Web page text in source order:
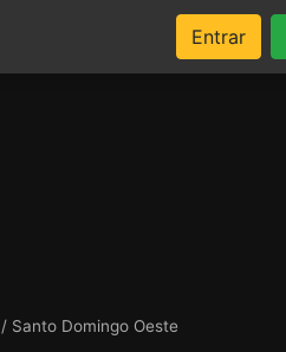
Entrar
Santo Domingo Oeste